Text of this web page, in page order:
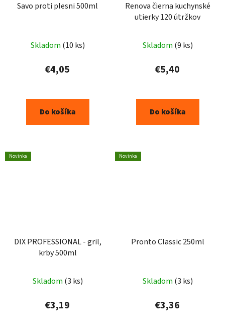
Savo proti plesni 500ml
Skladom (10 ks)
€4,05
Do košíka
Renova čierna kuchynské
utierky 120 útržkov
Skladom (9 ks)
€5,40
Do košíka
Novinka
DIX PROFESSIONAL - gril,
krby 500ml
Skladom (3 ks)
€3,19
Novinka
Pronto Classic 250ml
Skladom (3 ks)
€3,36